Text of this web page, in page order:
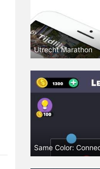
Utrecht Marathon
Same Color: